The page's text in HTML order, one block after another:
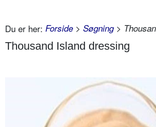
Du er her: Forside > Søgning>
Thousand Island dressing